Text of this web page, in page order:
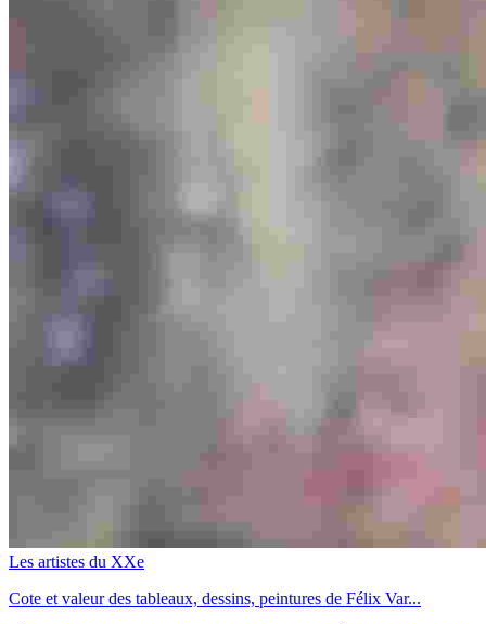
Les artistes du XXe
Cote et valeur des tableaux, dessins, peintures de Félix Var...